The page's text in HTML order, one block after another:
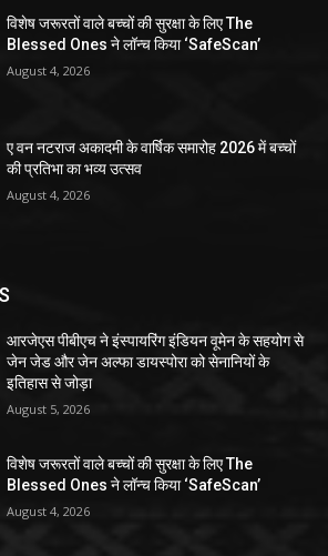
विशेष जरूरतों वाले बच्चों की सुरक्षा के लिए The
Blessed Ones ने लॉन्च किया ‘SafeScan’
August 4, 2026
ए वन नटराज अकादमी के वार्षिक समारोह 2026 में बच्चों
की प्रतिभा का भव्य उत्सव
August 4, 2026
आरजेएस पीबीएच ने इंस्पायरिंग इंडियन वूमेन के सहयोग से
जेन जेड और जेन अल्फा डायस्पोरा को सेनानियों के
इतिहास से जोड़ा
August 5, 2026
विशेष जरूरतों वाले बच्चों की सुरक्षा के लिए The
Blessed Ones ने लॉन्च किया ‘SafeScan’
August 4, 2026